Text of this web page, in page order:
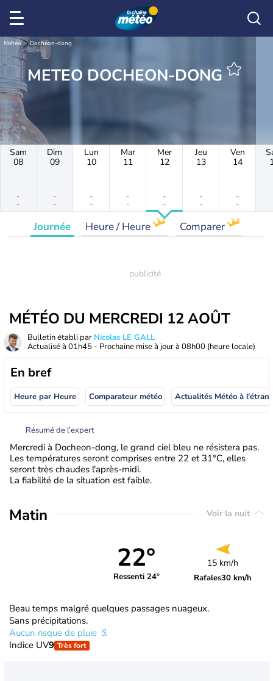
Météo Docheon-dong
METEO DOCHEON-DONG
Sam
08
-
-
Dim
09
-
-
Lun
10
-
-
Mar
11
-
-
Mer
12
-
-
Jeu
13
-
-
Ven
14
-
-
Journée Heure / Heure Comparer
MÉTÉO DU MERCREDI 12 AOÛT
Bulletin établi par Nicolas LE GALL
Actualisé à 01h45 - Prochaine mise à jour à 08h00 (heure locale)
En bref
Heure par Heure Comparateur météo
Résumé de l’expert
Mercredi à Docheon-dong, le grand ciel bleu ne résistera pas.
Les températures seront comprises entre 22 et 31°C, elles
seront très chaudes l'après-midi.
La fiabilité de la situation est faible.
Matin Voir la nuit
22°
Ressenti 24°
15 km/h
Rafales30 km/h
Beau temps malgré quelques passages nuageux.
Sans précipitations.
Aucun risque de pluie
Indice UV9 Très fort